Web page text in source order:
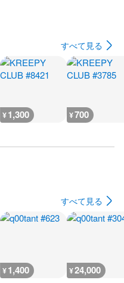
すべて見る
¥1,300 ¥700
すべて見る
¥1,400 ¥24,000